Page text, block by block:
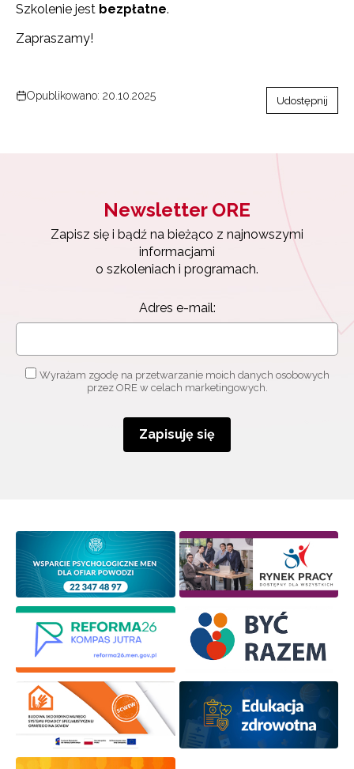
Szkolenie jest bezpłatne.
Zapraszamy!
Opublikowano: 20.10.2025 Udostępnij
Newsletter ORE
Zapisz się i bądź na bieżąco z najnowszymi
informacjami
o szkoleniach i programach.
Adres e-mail:
Wyrażam zgodę na przetwarzanie moich danych osobowych
przez ORE w celach marketingowych.
Zapisuję się